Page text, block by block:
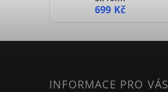
699 Kč
INFORMACE PRO VÁS